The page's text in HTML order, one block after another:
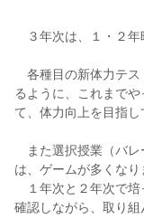
３年次は、１・２年
各種目の新体力テス
るように、これまで
て、体力向上を目指し
また選択授業（バレ
は、ゲームが多くなり
１年次と２年次で培
確認しながら、取り組